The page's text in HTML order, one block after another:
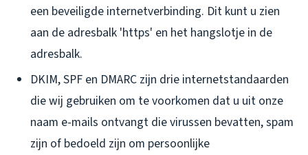
een beveiligde internetverbinding. Dit kunt u zien
aan de adresbalk 'https' en het hangslotje in de
adresbalk.
DKIM, SPF en DMARC zijn drie internetstandaarden
die wij gebruiken om te voorkomen dat u uit onze
naam e-mails ontvangt die virussen bevatten, spam
zijn of bedoeld zijn om persoonlijke